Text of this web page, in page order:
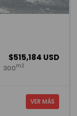
$515,184 USD
300m2
VER MÁS